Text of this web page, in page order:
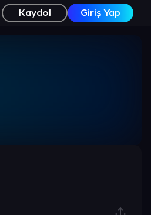
Kaydol Giriş Yap